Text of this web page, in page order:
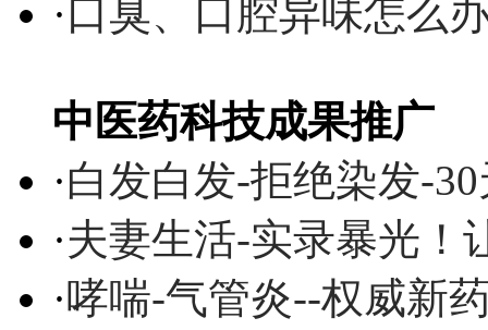
· 口臭、口腔异味怎么
中医药科技成果推广
·白发白发-拒绝染发-
·夫妻生活-实录暴光！
·哮喘-气管炎--权威新